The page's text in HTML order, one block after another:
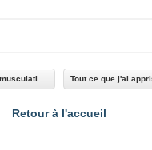
Retour à l'accueil